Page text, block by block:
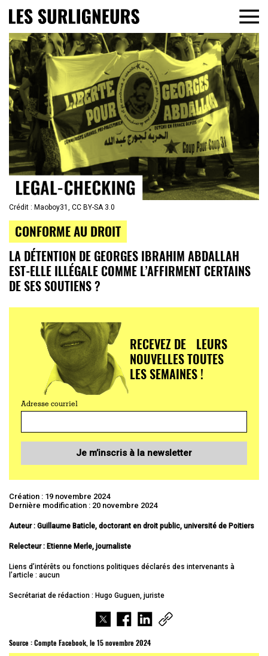
Crédit : Maoboy31, CC BY-SA 3.0
CONFORME AU DROIT
LA DÉTENTION DE GEORGES IBRAHIM ABDALLAH
EST-ELLE ILLÉGALE COMME L’AFFIRMENT CERTAINS
DE SES SOUTIENS ?
RECEVEZ DE LEURS
NOUVELLES TOUTES
LES SEMAINES !
Adresse courriel
Je m’inscris à la newsletter
Création : 19 novembre 2024
Dernière modification : 20 novembre 2024
Auteur : Guillaume Baticle, doctorant en droit public, université de Poitiers
Relecteur : Etienne Merle, journaliste
Liens d’intérêts ou fonctions politiques déclarés des intervenants à
l’article : aucun
Secrétariat de rédaction : Hugo Guguen, juriste
Source :Compte Facebook, le 15 novembre 2024